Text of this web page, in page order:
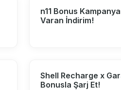
n11 Bonus
Varan İndirim!
Shell Recharge x
Bonusla Şarj Et!